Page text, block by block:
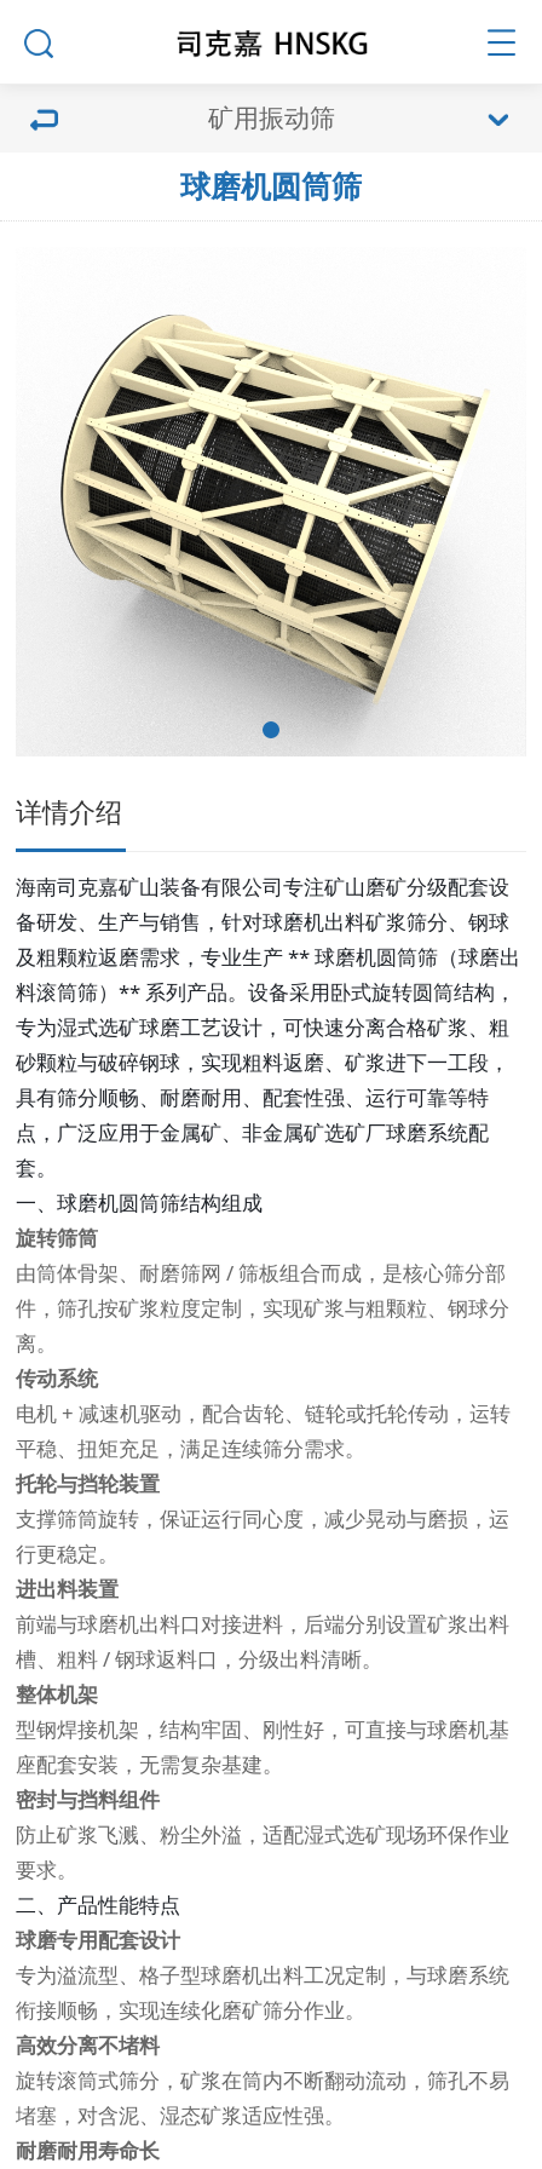
矿用振动筛
球磨机圆筒筛
详情介绍
海南司克嘉矿山装备有限公司专注矿山磨矿分级配套设
备研发、生产与销售，针对球磨机出料矿浆筛分、钢球
及粗颗粒返磨需求，专业生产 ** 球磨机圆筒筛（球磨出
料滚筒筛）** 系列产品。设备采用卧式旋转圆筒结构，
专为湿式选矿球磨工艺设计，可快速分离合格矿浆、粗
砂颗粒与破碎钢球，实现粗料返磨、矿浆进下一工段，
具有筛分顺畅、耐磨耐用、配套性强、运行可靠等特
点，广泛应用于金属矿、非金属矿选矿厂球磨系统配
套。
一、球磨机圆筒筛结构组成
旋转筛筒
由筒体骨架、耐磨筛网 / 筛板组合而成，是核心筛分部
件，筛孔按矿浆粒度定制，实现矿浆与粗颗粒、钢球分
离。
传动系统
电机 + 减速机驱动，配合齿轮、链轮或托轮传动，运转
平稳、扭矩充足，满足连续筛分需求。
托轮与挡轮装置
支撑筛筒旋转，保证运行同心度，减少晃动与磨损，运
行更稳定。
进出料装置
前端与球磨机出料口对接进料，后端分别设置矿浆出料
槽、粗料 / 钢球返料口，分级出料清晰。
整体机架
型钢焊接机架，结构牢固、刚性好，可直接与球磨机基
座配套安装，无需复杂基建。
密封与挡料组件
防止矿浆飞溅、粉尘外溢，适配湿式选矿现场环保作业
要求。
二、产品性能特点
球磨专用配套设计
专为溢流型、格子型球磨机出料工况定制，与球磨系统
衔接顺畅，实现连续化磨矿筛分作业。
高效分离不堵料
旋转滚筒式筛分，矿浆在筒内不断翻动流动，筛孔不易
堵塞，对含泥、湿态矿浆适应性强。
耐磨耐用寿命长